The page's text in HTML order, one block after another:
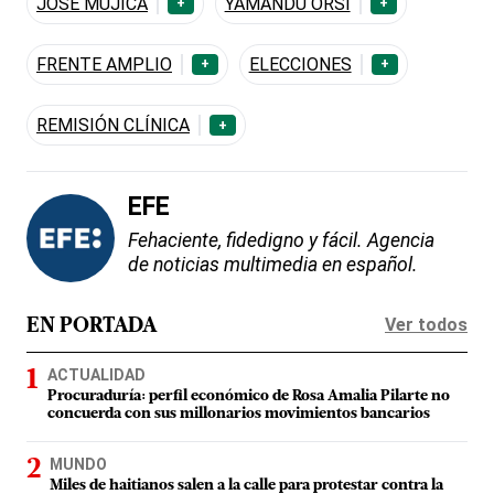
FRENTE AMPLIO + ELECCIONES +
REMISIÓN CLÍNICA +
EFE
Fehaciente, fidedigno y fácil. Agencia
de noticias multimedia en español.
EN PORTADA Ver todos
ACTUALIDAD
Procuraduría: perfil económico de Rosa Amalia Pilarte no
concuerda con sus millonarios movimientos bancarios
MUNDO
Miles de haitianos salen a la calle para protestar contra la